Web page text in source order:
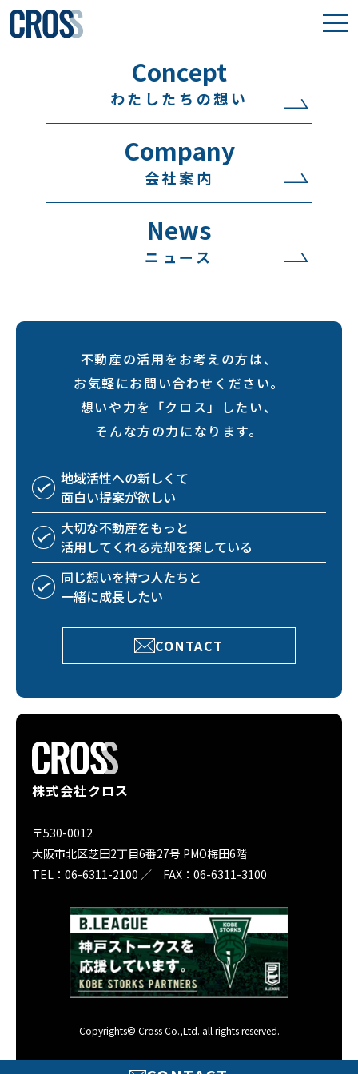
Concept
わたしたちの想い
Company
会社案内
News
ニュース
不動産の活用をお考えの方は、
お気軽にお問い合わせください。
想いや力を「クロス」したい、
そんな方の力になります。
地域活性への新しくて
面白い提案が欲しい
大切な不動産をもっと
活用してくれる売却を探している
同じ想いを持つ人たちと
一緒に成長したい
CONTACT
株式会社クロス
〒530-0012
大阪市北区芝田2丁目6番27号 PMO梅田6階
TEL：06-6311-2100 ／ FAX：06-6311-3100
Copyrights© Cross Co.,Ltd. all rights reserved.